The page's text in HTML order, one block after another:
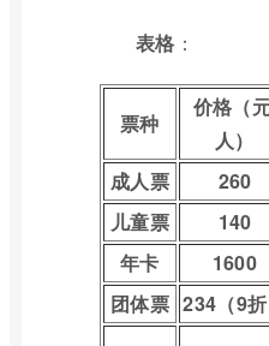
表格 ：
票种
价格（
人）
成人票 260
儿童票
140
年卡
1600
团体票 234（9折